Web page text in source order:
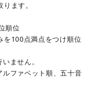
ます。
順位
100点満点をつけ順位
ません。
ファベット順、五十音